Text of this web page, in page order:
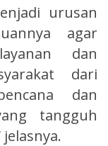
urusan
agar
dan
dari
dan
tangguh